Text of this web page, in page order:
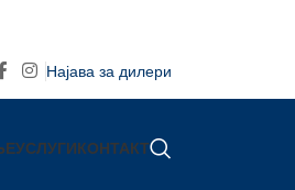
Најава за дилери
УСЛУГИКОНТАКТ